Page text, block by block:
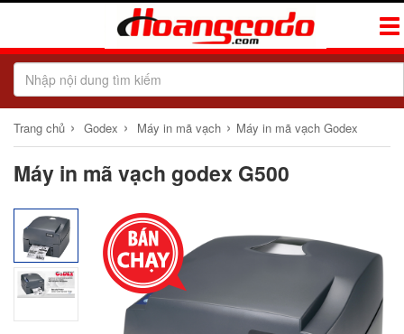
Trang chủ › Godex › Máy in mã vạch › Máy in mã vạch Godex
Máy in mã vạch godex G500